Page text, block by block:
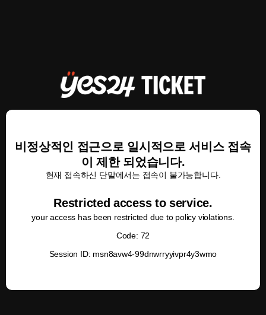
비정상적인 접근으로 일시적으로 서비스 접속
이 제한 되었습니다.
현재 접속하신 단말에서는 접속이 불가능합니다.
Restricted access to service.
your access has been restricted due to policy violations.
Code: 72
Session ID: msn8avw4-99dnwrryyivpr4y3wmo